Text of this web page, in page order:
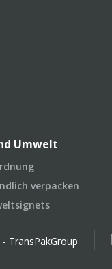
Umwelt
verpacken